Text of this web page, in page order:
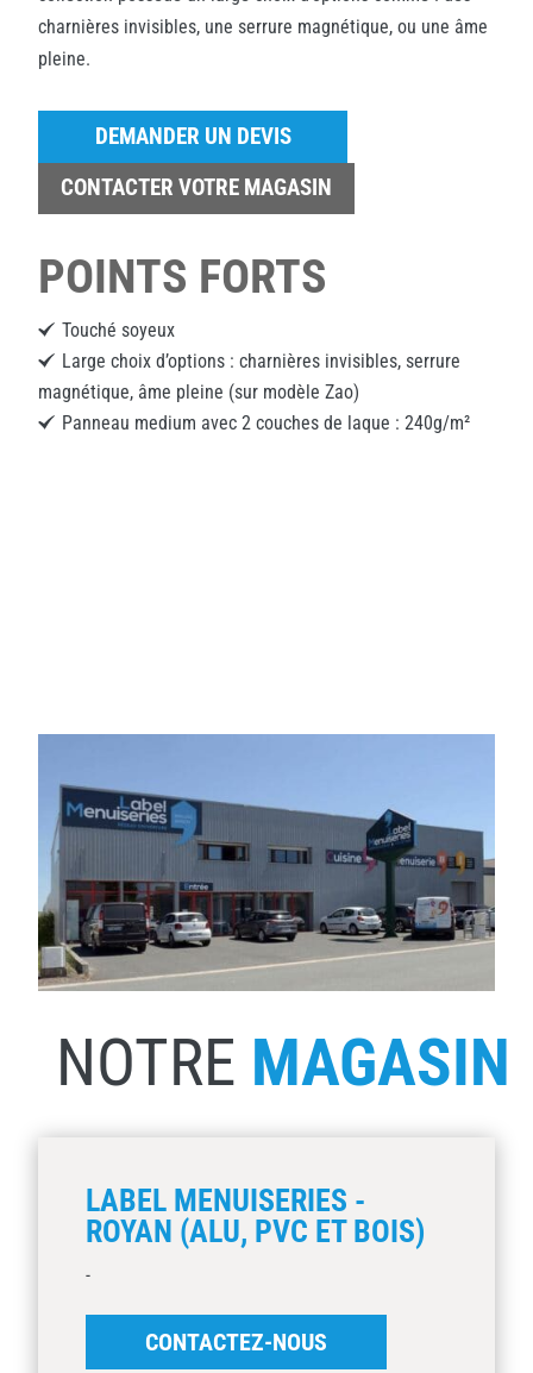
charnières invisibles, une serrure magnétique, ou une âme
pleine.
DEMANDER UN DEVIS
CONTACTER VOTRE MAGASIN
POINTS FORTS
Touché soyeux
Large choix d’options : charnières invisibles, serrure
magnétique, âme pleine (sur modèle Zao)
Panneau medium avec 2 couches de laque : 240g/m²
NOTRE MAGASIN
LABEL MENUISERIES -
ROYAN (ALU, PVC ET BOIS)
-
CONTACTEZ-NOUS